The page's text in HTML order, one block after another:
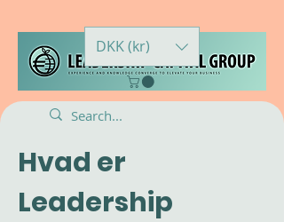
DKK (kr)
Hvad er
Leadership